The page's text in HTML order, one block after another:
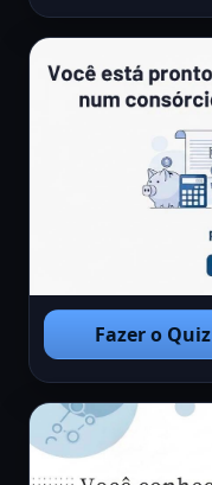
Fazer o Quiz